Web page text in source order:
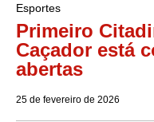
Esportes
Primeiro
Caçador está
abertas
25 de fevereiro de 2026